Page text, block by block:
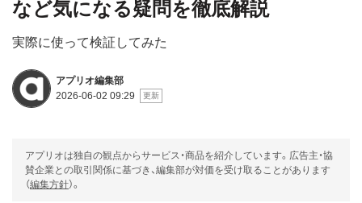
など気になる疑問を徹底解説
実際に使って検証してみた
アプリオ編集部
2026-06-02 09:29
アプリオは独自の観点からサービス・商品を紹介しています。広告主・協
賛企業との取引関係に基づき、編集部が対価を受け取ることがあります
（編集方針）。